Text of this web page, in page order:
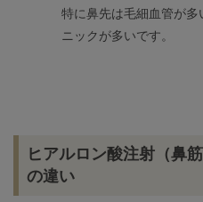
特に鼻先は毛細血管が多
ニックが多いです。
ヒアルロン酸注射（鼻
の違い